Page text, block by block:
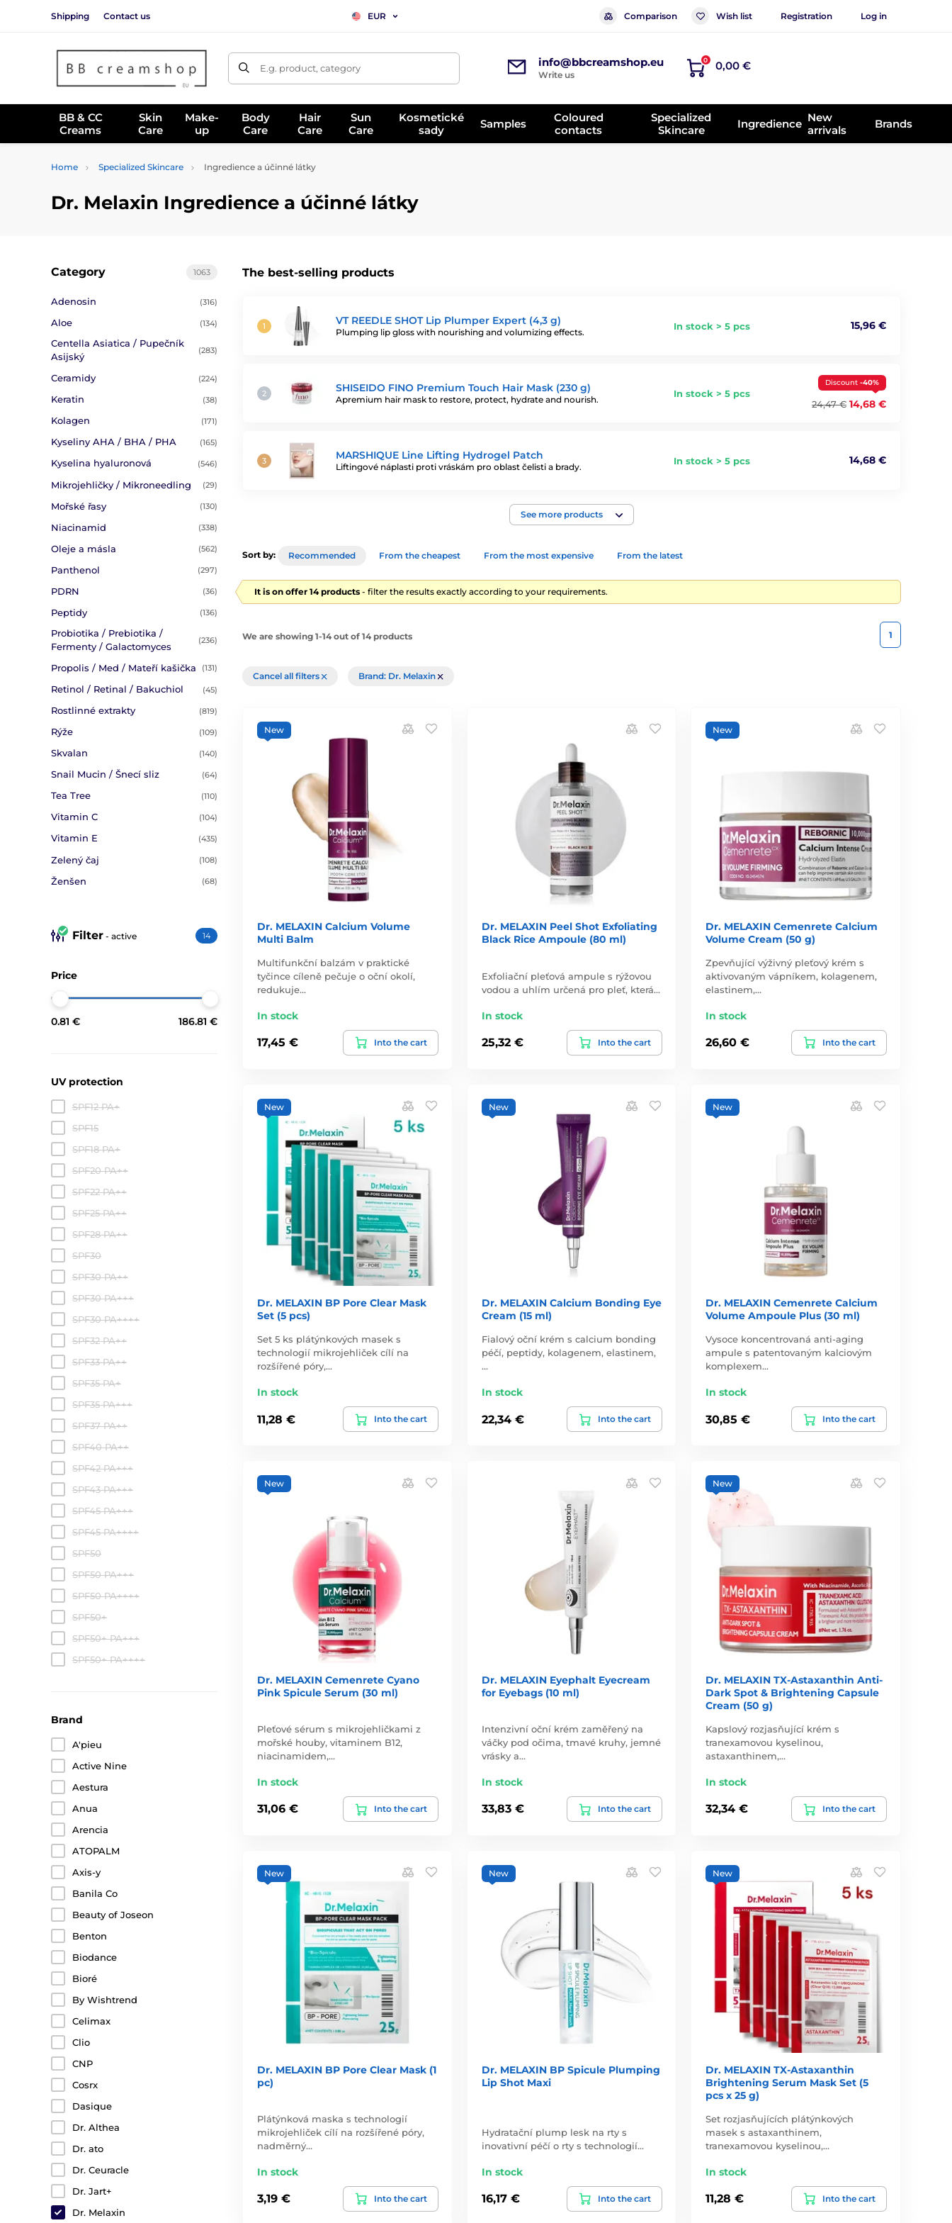
Shipping Contact us EUR Comparison Wish list Registration Log in
E.g. product, category info@bbcreamshop.eu
Write us
0 0,00 €
BB & CC
Creams
Skin
Care
Make-
up
Body
Care
Hair
Care
Sun
Care
Kosmetické
sady
Samples
Coloured
contacts
Specialized
Skincare
Ingredience New
arrivals
Brands
Home Specialized Skincare Ingredience a účinné látky
Dr. Melaxin Ingredience a účinné látky
The best-selling products
VT REEDLE SHOT Lip Plumper Expert (4,3 g)
Plumping lip gloss with nourishing and volumizing effects.
In stock > 5 pcs 15,96 €
SHISEIDO FINO Premium Touch Hair Mask (230 g)
Apremium hair mask to restore, protect, hydrate and nourish.
In stock > 5 pcs
Discount -40%
24,47 € 14,68 €
MARSHIQUE Line Lifting Hydrogel Patch
Liftingové náplasti proti vráskám pro oblast čelisti a brady.
In stock > 5 pcs 14,68 €
See more products
1063
Category
Adenosin (316)
Aloe (134)
Centella Asiatica / Pupečník
Asijský
(283)
Ceramidy (224)
Keratin (38)
Kolagen (171)
Kyseliny AHA / BHA / PHA (165)
Kyselina hyaluronová (546)
Mikrojehličky / Mikroneedling (29)
Mořské řasy (130)
Niacinamid (338)
Oleje a másla (562)
Panthenol (297)
PDRN (36)
Peptidy (136)
Probiotika / Prebiotika /
Fermenty / Galactomyces
(236)
Propolis / Med / Mateří kašička (131)
Retinol / Retinal / Bakuchiol (45)
Rostlinné extrakty (819)
Rýže (109)
Skvalan (140)
Snail Mucin / Šnecí sliz (64)
Tea Tree (110)
Vitamin C (104)
Vitamin E (435)
Zelený čaj (108)
Ženšen (68)
Filter - active 14
Price
0.81 € 186.81 €
UV protection
SPF12 PA+
SPF15
SPF18 PA+
SPF20 PA++
SPF22 PA++
SPF25 PA++
SPF28 PA++
SPF30
SPF30 PA++
SPF30 PA+++
SPF30 PA++++
SPF32 PA++
SPF33 PA++
SPF35 PA+
SPF35 PA+++
SPF37 PA++
SPF40 PA++
SPF42 PA+++
SPF43 PA+++
SPF45 PA+++
SPF45 PA++++
SPF50
SPF50 PA+++
SPF50 PA++++
SPF50+
SPF50+ PA+++
SPF50+ PA++++
Brand
A'pieu
Active Nine
Aestura
Anua
Arencia
ATOPALM
Axis-y
Banila Co
Beauty of Joseon
Benton
Biodance
Bioré
By Wishtrend
Celimax
Clio
CNP
Cosrx
Dasique
Dr. Althea
Dr. ato
Dr. Ceuracle
Dr. Jart+
Dr. Melaxin
Sort by: Recommended From the cheapest From the most expensive From the latest
It is on offer 14 products - filter the results exactly according to your requirements.
We are showing 1-14 out of 14 products 1
Cancel all filters Brand: Dr. Melaxin
New
Dr. MELAXIN Calcium Volume
Multi Balm
Multifunkční balzám v praktické
tyčince cíleně pečuje o oční okolí,
redukuje…
In stock
17,45 € Into the cart
Dr. MELAXIN Peel Shot Exfoliating
Black Rice Ampoule (80 ml)
Exfoliační pleťová ampule s rýžovou
vodou a uhlím určená pro pleť, která…
In stock
25,32 € Into the cart
New
Dr. MELAXIN Cemenrete Calcium
Volume Cream (50 g)
Zpevňující výživný pleťový krém s
aktivovaným vápníkem, kolagenem,
elastinem,…
In stock
26,60 € Into the cart
New
Dr. MELAXIN BP Pore Clear Mask
Set (5 pcs)
Set 5 ks plátýnkových masek s
technologií mikrojehliček cílí na
rozšířené póry,…
In stock
11,28 € Into the cart
New
Dr. MELAXIN Calcium Bonding Eye
Cream (15 ml)
Fialový oční krém s calcium bonding
péčí, peptidy, kolagenem, elastinem,
…
In stock
22,34 € Into the cart
New
Dr. MELAXIN Cemenrete Calcium
Volume Ampoule Plus (30 ml)
Vysoce koncentrovaná anti-aging
ampule s patentovaným kalciovým
komplexem…
In stock
30,85 € Into the cart
New
Dr. MELAXIN Cemenrete Cyano
Pink Spicule Serum (30 ml)
Pleťové sérum s mikrojehličkami z
mořské houby, vitaminem B12,
niacinamidem,…
In stock
31,06 € Into the cart
Dr. MELAXIN Eyephalt Eyecream
for Eyebags (10 ml)
Intenzivní oční krém zaměřený na
váčky pod očima, tmavé kruhy, jemné
vrásky a…
In stock
33,83 € Into the cart
New
Dr. MELAXIN TX-Astaxanthin Anti-
Dark Spot & Brightening Capsule
Cream (50 g)
Kapslový rozjasňující krém s
tranexamovou kyselinou,
astaxanthinem,…
In stock
32,34 € Into the cart
New
Dr. MELAXIN BP Pore Clear Mask (1
pc)
Plátýnková maska s technologií
mikrojehliček cílí na rozšířené póry,
nadměrný…
In stock
3,19 € Into the cart
New
Dr. MELAXIN BP Spicule Plumping
Lip Shot Maxi
Hydratační plump lesk na rty s
inovativní péčí o rty s technologií…
In stock
16,17 € Into the cart
New
Dr. MELAXIN TX-Astaxanthin
Brightening Serum Mask Set (5
pcs x 25 g)
Set rozjasňujících plátýnkových
masek s astaxanthinem,
tranexamovou kyselinou,…
In stock
11,28 € Into the cart